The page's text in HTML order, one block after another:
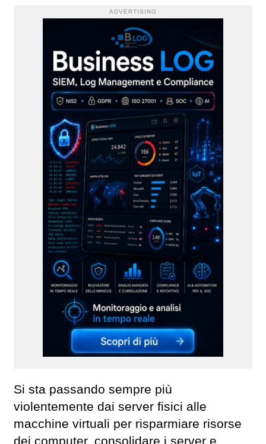
ADVERTISING
Si sta passando sempre più
violentemente dai server fisici alle
macchine virtuali per risparmiare risorse